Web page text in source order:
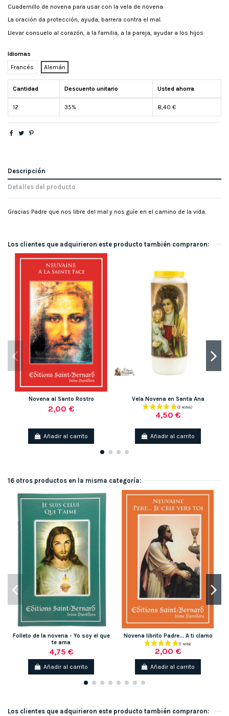
Cuadernillo de novena para usar con la vela de novena
La oración da protección, ayuda, barrera contra el mal.
Llevar consuelo al corazón, a la familia, a la pareja, ayudar a los hijos
Idiomas
Francés
Alemán
Cantidad Descuento unitario Usted ahorra
12 35% 8,40 €
Descripción
Detalles del producto
Gracias Padre que nos libre del mal y nos guíe en el camino de la vida.
Los clientes que adquirieron este producto también compraron:
Novena al Santo Rostro
2,00 €
Añadir al carrito
Vela Novena en Santa Ana
4,50 €
Añadir al carrito
16 otros productos en la misma categoría:
Folleto de la novena - Yo soy el que
te ama
4,75 €
Añadir al carrito
Novena librito Padre... A ti clamo
2,00 €
Añadir al carrito
Los clientes que adquirieron este producto también compraron: